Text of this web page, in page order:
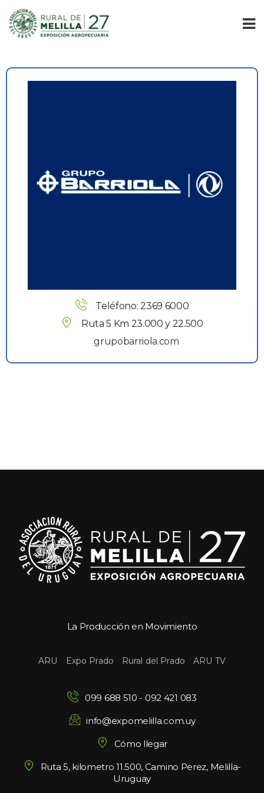
Teléfono: 2369 6000
Ruta 5 Km 23.000 y 22.500
grupobarriola.com
La Producción en Movimiento
ARU Expo Prado Rural del Prado ARU TV
099 688 510 - 092 421 083
info@expomelilla.com.uy
Cómo llegar
Ruta 5, kilometro 11.500, Camino Perez, Melilla-
Uruguay